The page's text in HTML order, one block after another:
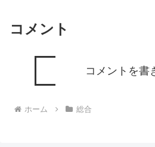
コメント
コメントを書
ホーム 総合